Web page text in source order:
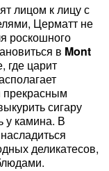
лицом к лицу с
Церматт не
роскошного
в Mont
где царит
прекрасным
сигару
у камина. В
деликатесов,